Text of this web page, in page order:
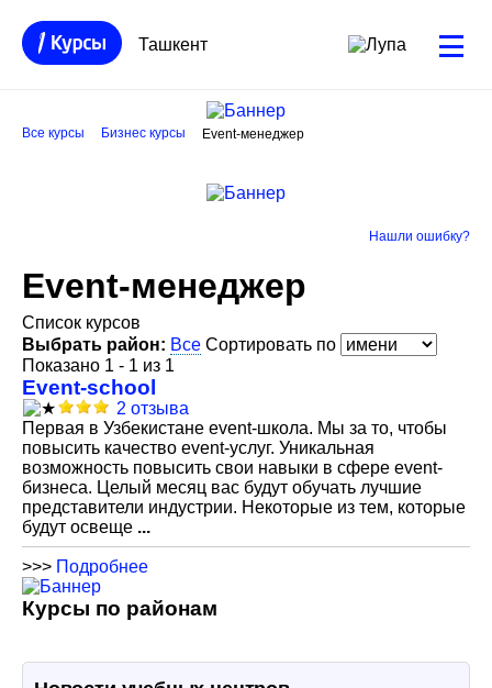
Ташкент
Все курсы Бизнес курсы Event-менеджер
Нашли ошибку?
Event-менеджер
Список курсов
Выбрать район: Все Сортировать по
Показано 1 - 1 из 1
Event-school
2 отзыва
Первая в Узбекистане event-школа. Мы за то, чтобы
повысить качество event-услуг. Уникальная
возможность повысить свои навыки в сфере event-
бизнеса. Целый месяц вас будут обучать лучшие
представители индустрии. Некоторые из тем, которые
будут освеще ...
>>> Подробнее
Курсы по районам